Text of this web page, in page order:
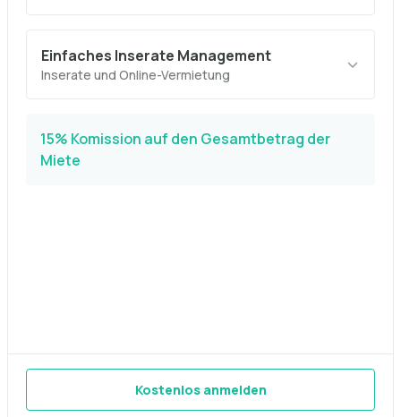
Einfaches Inserate Management
Inserate und Online-Vermietung
15% Komission auf den Gesamtbetrag der
Miete
Kostenlos anmelden